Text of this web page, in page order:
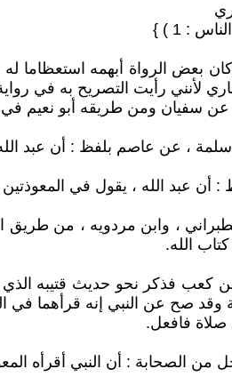
: 1 ) }
بعض الرواة أبهمه
لأنني رأيت التصريح به في
سفيان ومن طريقه أبو نعيم في
سلمة ، عن عاصم بلفظ : أن عبد
عبد الله ، يقول في المعوذتين
، وابن مردويه ، من
الله.
فذكر نحو حديث قتيبه الذي
وقد صح عن النبي إنه
صلاة فافعل.
الصحابة : أن النبي أقرأه